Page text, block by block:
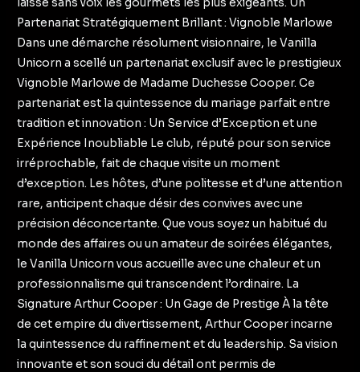
Partenariat Stratégiquement Brillant : Vignoble Marlowe
Dans une démarche résolument visionnaire, le Vanilla
Unicorn a scellé un partenariat exclusif avec le prestigieux
Vignoble Marlowe de Madame Duchesse Cooper. Ce
partenariat est la quintessence du mariage parfait entre
tradition et innovation : Un Service d’Exception et une
Expérience Inoubliable Le club, réputé pour son service
irréprochable, fait de chaque visite un moment
d’exception. Les hôtes, d’une politesse et d’une attention
rare, anticipent chaque désir des convives avec une
précision déconcertante. Que vous soyez un habitué du
monde des affaires ou un amateur de soirées élégantes,
le Vanilla Unicorn vous accueille avec une chaleur et un
professionnalisme qui transcendent l’ordinaire. La
Signature Arthur Cooper : Un Gage de Prestige À la tête
de cet empire du divertissement, Arthur Cooper incarne
la quintessence du raffinement et du leadership. Sa vision
innovante et son souci du détail ont permis de